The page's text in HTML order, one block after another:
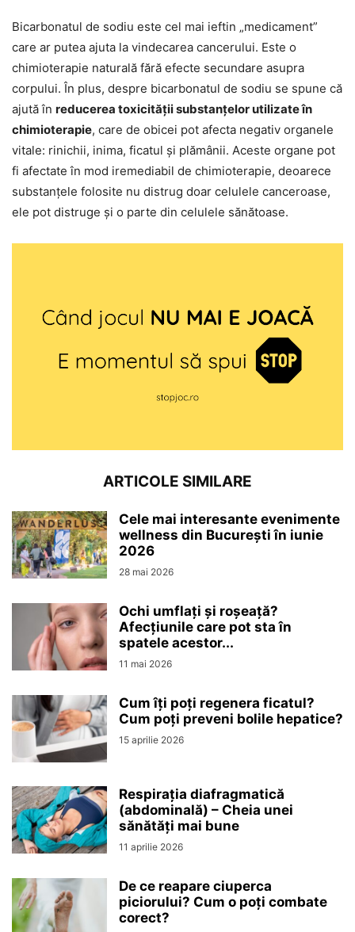
Bicarbonatul de sodiu este cel mai ieftin „medicament”
care ar putea ajuta la vindecarea cancerului. Este o
chimioterapie naturală fără efecte secundare asupra
corpului. În plus, despre bicarbonatul de sodiu se spune că
ajută în reducerea toxicității substanțelor utilizate în
chimioterapie, care de obicei pot afecta negativ organele
vitale: rinichii, inima, ficatul și plămânii. Aceste organe pot
fi afectate în mod iremediabil de chimioterapie, deoarece
substanțele folosite nu distrug doar celulele canceroase,
ele pot distruge și o parte din celulele sănătoase.
ARTICOLE SIMILARE
Cele mai interesante evenimente
wellness din București în iunie
2026
28 mai 2026
Ochi umflați și roșeață?
Afecțiunile care pot sta în
spatele acestor...
11 mai 2026
Cum îți poți regenera ficatul?
Cum poți preveni bolile hepatice?
15 aprilie 2026
Respirația diafragmatică
(abdominală) – Cheia unei
sănătăți mai bune
11 aprilie 2026
De ce reapare ciuperca
piciorului? Cum o poți combate
corect?